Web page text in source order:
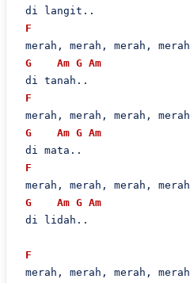
di langit..
F
merah, merah, merah, merah
G
Am G Am
di tanah..
F
merah, merah, merah, merah
G
Am G Am
di mata..
F
merah, merah, merah, merah
G
Am G Am
di lidah..
F
merah, merah, merah, merah